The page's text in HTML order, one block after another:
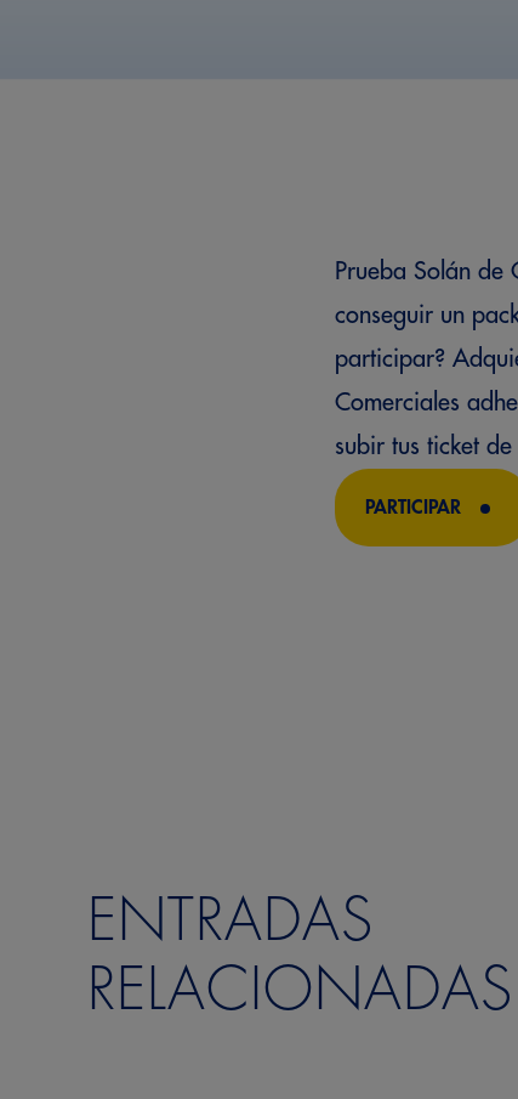
Prueba Solán de
conseguir un
participar?
Comerciales
subir tus ticket
PARTICIPAR
ENTRADAS
RELACIONADAS